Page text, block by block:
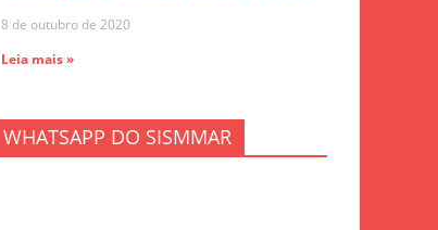
8 de outubro de 2020
Leia mais »
WHATSAPP DO SISMMAR